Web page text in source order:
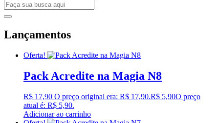
Lançamentos
Oferta!
Pack Acredite na Magia N8
R$17,90 O preço original era: R$ 17,90.R$ 5,90O preço
atual é: R$ 5,90.
Adicionar ao carrinho